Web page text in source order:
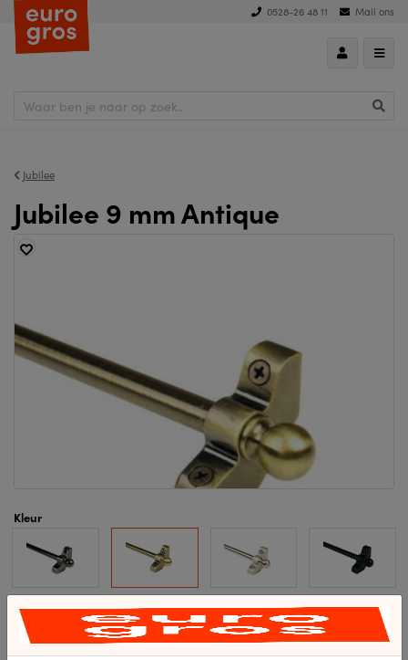
0528-26 48 11 Mail ons
Jubilee
Jubilee 9 mm Antique
Kleur